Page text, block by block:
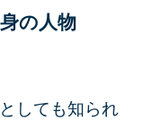
の人物
しても知られ